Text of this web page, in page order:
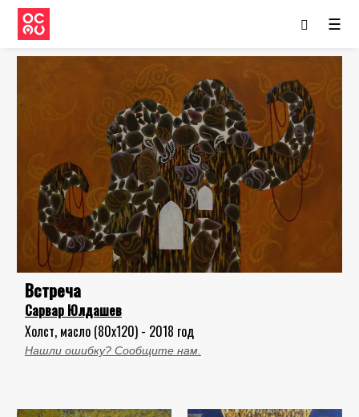
☰
Встреча
Сарвар Юлдашев
Холст, масло (80x120) - 2018 год
Нашли ошибку? Сообщите нам.